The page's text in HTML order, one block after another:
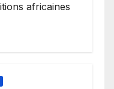
africaines